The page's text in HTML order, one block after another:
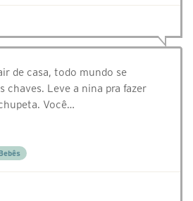
de casa, todo mundo se
chaves. Leve a nina pra fazer
Você…
Bebês